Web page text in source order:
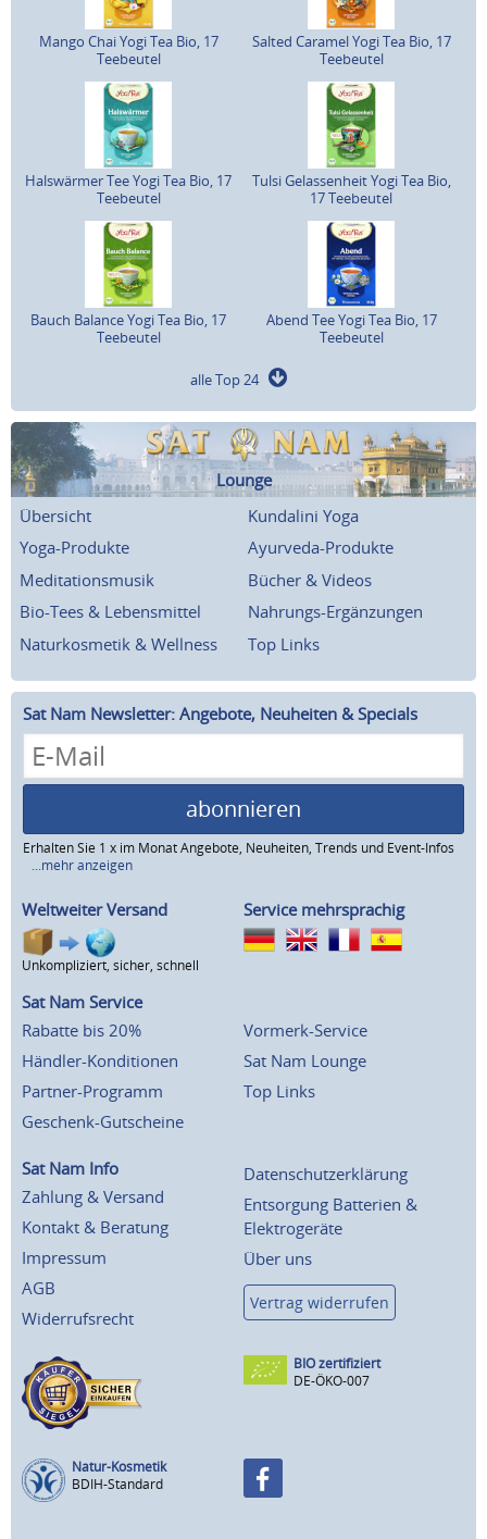
Mango Chai Yogi Tea Bio, 17
Teebeutel
Salted Caramel Yogi Tea Bio, 17
Teebeutel
Halswärmer Tee Yogi Tea Bio, 17
Teebeutel
Tulsi Gelassenheit Yogi Tea Bio,
17 Teebeutel
Bauch Balance Yogi Tea Bio, 17
Teebeutel
Abend Tee Yogi Tea Bio, 17
Teebeutel
alle Top 24
Lounge
Übersicht
Kundalini Yoga
Yoga-Produkte
Ayurveda-Produkte
Meditationsmusik
Bücher & Videos
Bio-Tees & Lebensmittel
Nahrungs-Ergänzungen
Naturkosmetik & Wellness
Top Links
Sat Nam Newsletter: Angebote, Neuheiten & Specials
abonnieren
Erhalten Sie 1 x im Monat Angebote, Neuheiten, Trends und Event-Infos
...mehr anzeigen
Weltweiter Versand
Unkompliziert, sicher, schnell
Service mehrsprachig
Sat Nam Service
Rabatte bis 20%
Händler-Konditionen
Partner-Programm
Geschenk-Gutscheine
Vormerk-Service
Sat Nam Lounge
Top Links
Sat Nam Info
Zahlung & Versand
Kontakt & Beratung
Impressum
AGB
Widerrufsrecht
Datenschutzerklärung
Entsorgung Batterien &
Elektrogeräte
Über uns
Vertrag widerrufen
BIO zertifiziert
DE-ÖKO-007
Natur-Kosmetik
BDIH-Standard